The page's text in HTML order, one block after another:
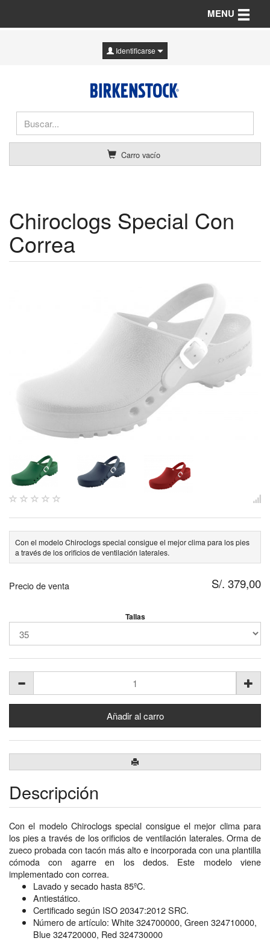
Identificarse
Carro vacío
MENU Toggle
Chiroclogs Special Con
Correa
Con el modelo Chiroclogs special consigue el mejor clima para los pies
a través de los orificios de ventilación laterales.
Precio de venta S/. 379,00
Tallas
Descripción
Con el modelo Chiroclogs special consigue el mejor clima para
los pies a través de los orificios de ventilación laterales. Orma de
zueco probada con tacón más alto e incorporada con una plantilla
cómoda con agarre en los dedos. Este modelo viene
implementado con correa.
Lavado y secado hasta 85ºC.
Antiestático.
Certificado según ISO 20347:2012 SRC.
Número de artículo: White 324700000, Green 324710000,
Blue 324720000, Red 324730000